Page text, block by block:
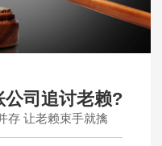
司追讨老赖?
存 让老赖束手就擒